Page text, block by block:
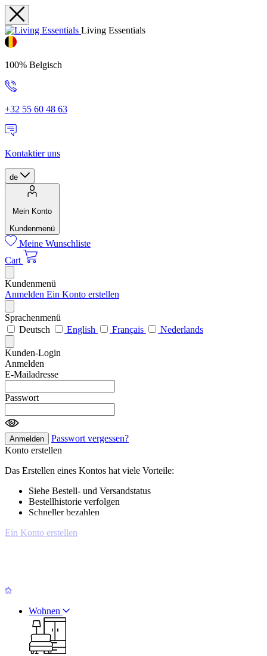
Living Essentials
100% Belgisch
+32 55 60 48 63
Kontaktier uns
de
Mein Konto
Kundenmenü
Meine Wunschliste
Cart
Kundenmenü
Anmelden Ein Konto erstellen
Sprachenmenü
Deutsch
English Français Nederlands
Kunden-Login
Anmelden
E-Mailadresse
Passwort
Anmelden
Passwort vergessen?
Konto erstellen
Das Erstellen eines Kontos hat viele Vorteile:
Siehe Bestell- und Versandstatus
Bestellhistorie verfolgen
Schneller bezahlen
Ein Konto erstellen
Wohnen